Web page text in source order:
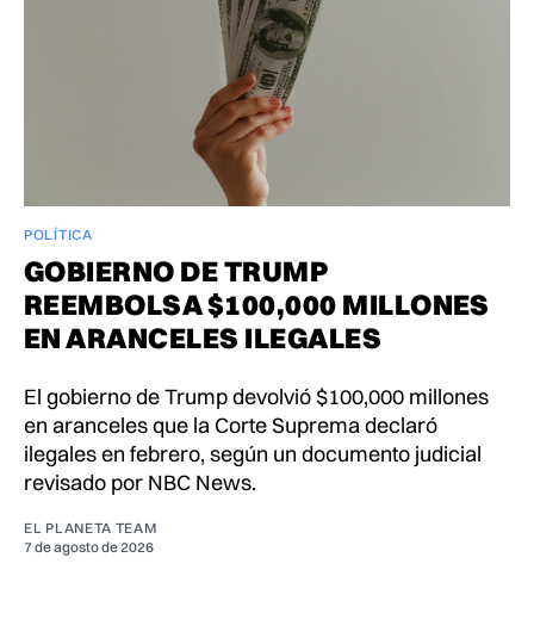
POLÍTICA
GOBIERNO DE TRUMP
REEMBOLSA $100,000 MILLONES
EN ARANCELES ILEGALES
El gobierno de Trump devolvió $100,000 millones
en aranceles que la Corte Suprema declaró
ilegales en febrero, según un documento judicial
revisado por NBC News.
EL PLANETA TEAM
7 de agosto de 2026